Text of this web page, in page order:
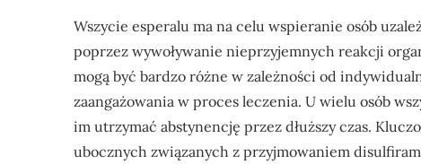
Wszycie esperalu ma na celu wspieranie osób
poprzez wywoływanie nieprzyjemnych reakcji
mogą być bardzo różne w zależności od
zaangażowania w proces leczenia. U wielu osób
im utrzymać abstynencję przez dłuższy czas.
ubocznych związanych z przyjmowaniem